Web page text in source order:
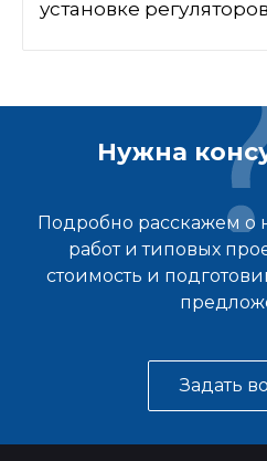
установке
Нужна
Подробно расскажем о
работ и типовых
стоимость и
Задать